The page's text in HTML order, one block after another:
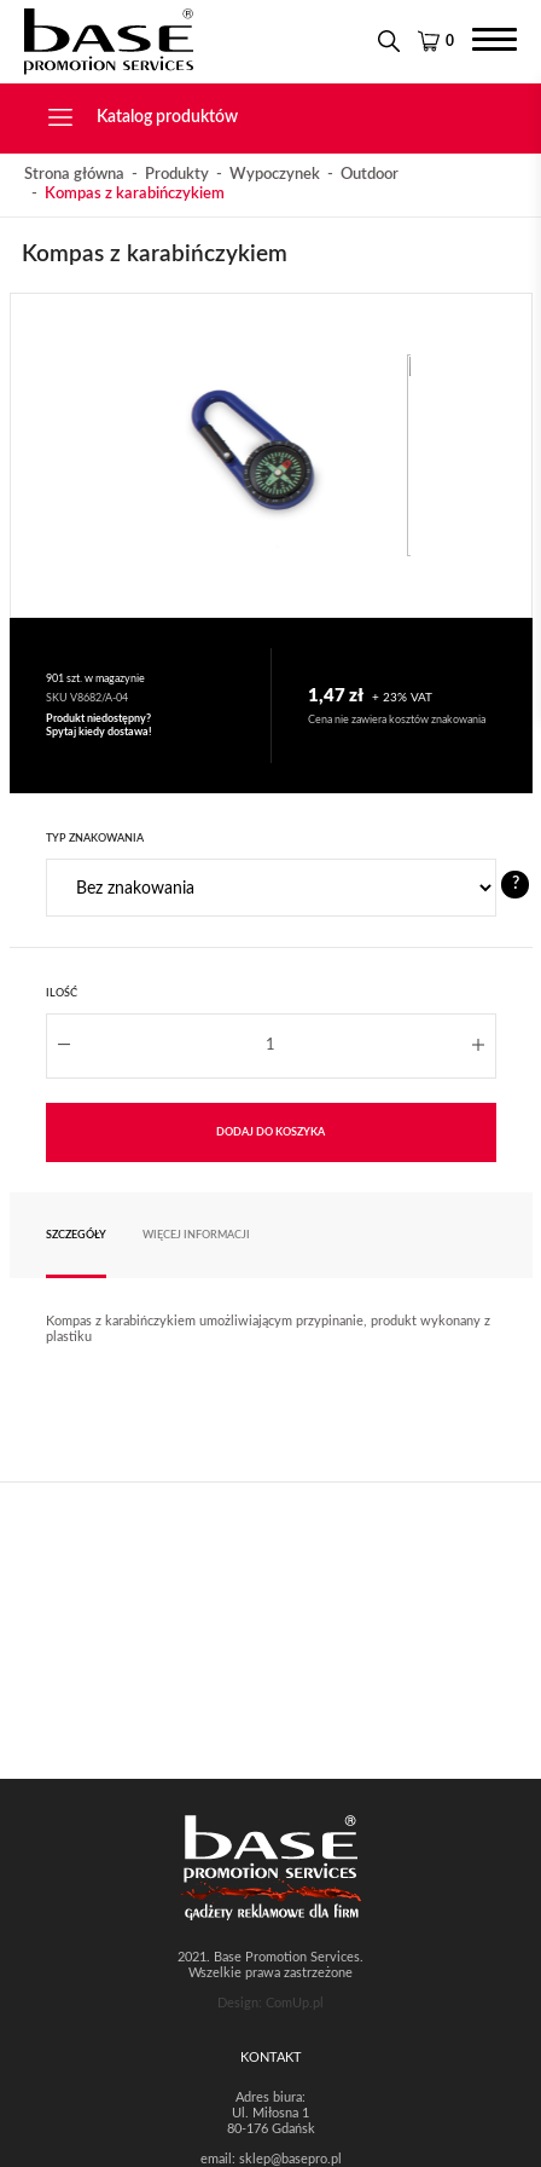
0
KONTAKT
Katalog produktów
Tekstylia
Świąteczne
Drobiazgi, Breloki
Strona główna Produkty Wypoczynek
Outdoor
Kompas z karabińczykiem
Kompas z karabińczykiem
901 szt. w magazynie
SKU V8682/A-04
Produkt niedostępny?
Spytaj kiedy dostawa!
1,47 zł + 23% VAT
Cena nie zawiera kosztów znakowania
TYP ZNAKOWANIA
?
ILOŚĆ
DODAJ DO KOSZYKA
SZCZEGÓŁY WIĘCEJ INFORMACJI
Kompas z karabińczykiem umożliwiającym przypinanie, produkt wykonany z
plastiku
2021. Base Promotion Services.
Wszelkie prawa zastrzeżone
Design: ComUp.pl
KONTAKT
Adres biura:
Ul. Miłosna 1
80-176 Gdańsk
email: sklep@basepro.pl